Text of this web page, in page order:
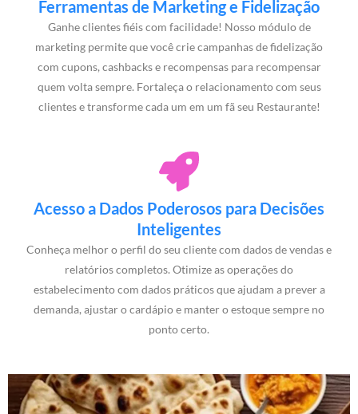
Ferramentas de Marketing e Fidelização
Ganhe clientes fiéis com facilidade! Nosso módulo de
marketing permite que você crie campanhas de fidelização
com cupons, cashbacks e recompensas para recompensar
quem volta sempre. Fortaleça o relacionamento com seus
clientes e transforme cada um em um fã seu Restaurante!
Acesso a Dados Poderosos para Decisões
Inteligentes
Conheça melhor o perfil do seu cliente com dados de vendas e
relatórios completos. Otimize as operações do
estabelecimento com dados práticos que ajudam a prever a
demanda, ajustar o cardápio e manter o estoque sempre no
ponto certo.